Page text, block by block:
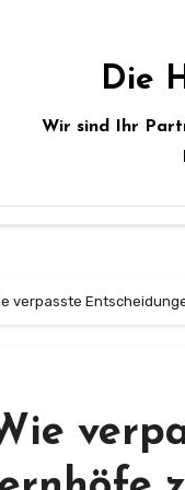
Die
Wir sind Ihr
verpasste